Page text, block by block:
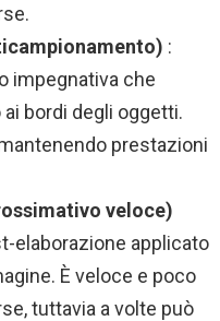
:
impegnativa che
bordi degli oggetti.
prestazioni
veloce)
elaborazione applicato
È veloce e poco
tuttavia a volte può